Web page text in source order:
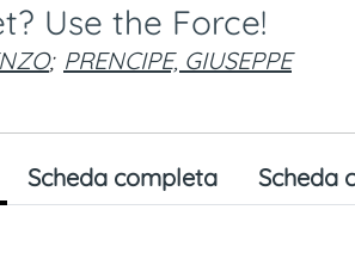
Use the Force!
; PRENCIPE, GIUSEPPE
Scheda completa Scheda